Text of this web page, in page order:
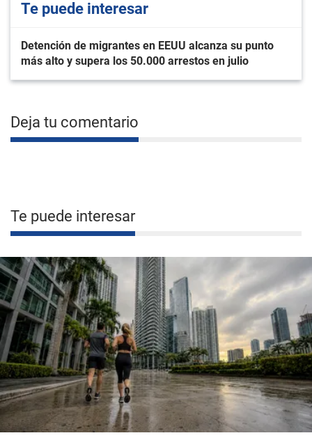
Te puede interesar
Detención de migrantes en EEUU alcanza su punto
más alto y supera los 50.000 arrestos en julio
Deja tu comentario
Te puede interesar